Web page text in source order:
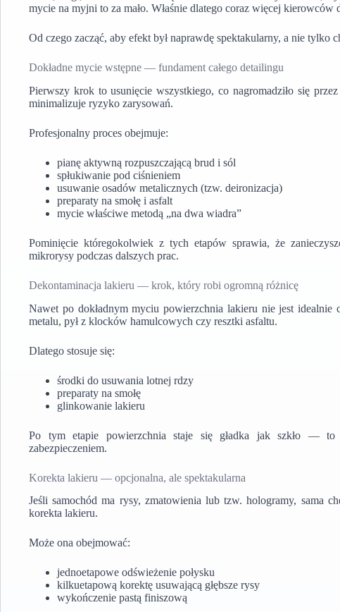
mycie na myjni to za mało. Właśnie dlatego coraz więcej kierowców
Od czego zacząć, aby efekt był naprawdę spektakularny, a nie tylko
Dokładne mycie wstępne — fundament całego detailingu
Pierwszy krok to usunięcie wszystkiego, co nagromadziło się
minimalizuje ryzyko zarysowań.
Profesjonalny proces obejmuje:
pianę aktywną rozpuszczającą brud i sól
spłukiwanie pod ciśnieniem
usuwanie osadów metalicznych (tzw. deironizacja)
preparaty na smołę i asfalt
mycie właściwe metodą „na dwa wiadra”
Pominięcie któregokolwiek z tych etapów sprawia, że
mikrorysy podczas dalszych prac.
Dekontaminacja lakieru — krok, który robi ogromną różnicę
Nawet po dokładnym myciu powierzchnia lakieru nie jest
metalu, pył z klocków hamulcowych czy resztki asfaltu.
Dlatego stosuje się:
środki do usuwania lotnej rdzy
preparaty na smołę
glinkowanie lakieru
Po tym etapie powierzchnia staje się gładka jak szkło — to
zabezpieczeniem.
Korekta lakieru — opcjonalna, ale spektakularna
Jeśli samochód ma rysy, zmatowienia lub tzw. hologramy, sama
korekta lakieru.
Może ona obejmować:
jednoetapowe odświeżenie połysku
kilkuetapową korektę usuwającą głębsze rysy
wykończenie pastą finiszową